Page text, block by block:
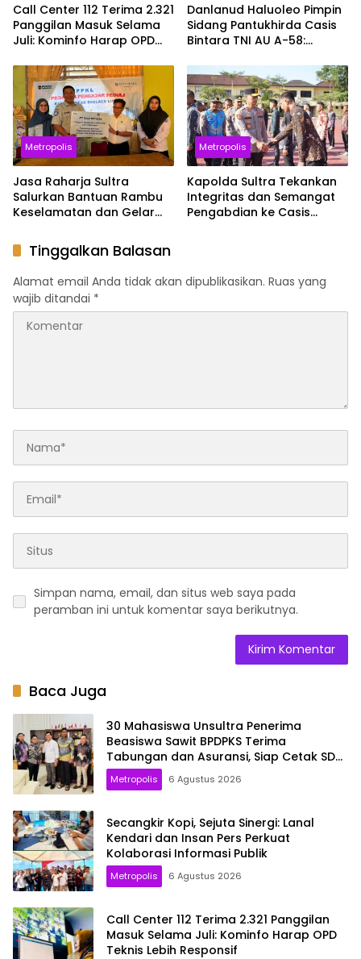
Call Center 112 Terima 2.321
Panggilan Masuk Selama
Juli: Kominfo Harap OPD
Danlanud Haluoleo Pimpin
Sidang Pantukhirda Casis
Bintara TNI AU A-58:
Dilaksanakan Secara
Profesional dan
Transparan
Metropolis
Jasa Raharja Sultra
Salurkan Bantuan Rambu
Keselamatan dan Gelar
Kota Kendari
Metropolis
Kapolda Sultra Tekankan
Integritas dan Semangat
Pengabdian ke Casis
Tinggalkan Balasan
Alamat email Anda tidak akan dipublikasikan. Ruas yang
wajib ditandai *
Simpan nama, email, dan situs web saya pada
peramban ini untuk komentar saya berikutnya.
Baca Juga
30 Mahasiswa Unsultra Penerima
Beasiswa Sawit BPDPKS Terima
Tabungan dan Asuransi, Siap Cetak SDM
Unggul
Metropolis 6 Agustus 2026
Secangkir Kopi, Sejuta Sinergi: Lanal
Kendari dan Insan Pers Perkuat
Kolaborasi Informasi Publik
Metropolis 6 Agustus 2026
Call Center 112 Terima 2.321 Panggilan
Masuk Selama Juli: Kominfo Harap OPD
Teknis Lebih Responsif